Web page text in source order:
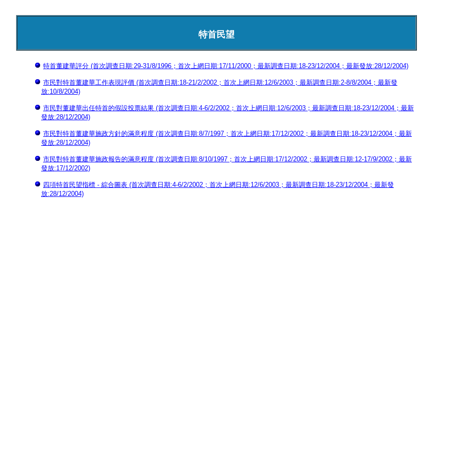
特首民望
特首董建華評分 (首次調查日期:29-31/8/1996；首次上網日期:17/11/2000；最新調查日期:18-23/12/2004；最新發放:28/12/2004)
市民對特首董建華工作表現評價 (首次調查日期:18-21/2/2002；首次上網日期:12/6/2003；最新調查日期:2-8/8/2004；最新發
放:10/8/2004)
市民對董建華出任特首的假設投票結果 (首次調查日期:4-6/2/2002；首次上網日期:12/6/2003；最新調查日期:18-23/12/2004；最新
發放:28/12/2004)
市民對特首董建華施政方針的滿意程度 (首次調查日期:8/7/1997；首次上網日期:17/12/2002；最新調查日期:18-23/12/2004；最新
發放:28/12/2004)
市民對特首董建華施政報告的滿意程度 (首次調查日期:8/10/1997；首次上網日期:17/12/2002；最新調查日期:12-17/9/2002；最新
發放:17/12/2002)
四項特首民望指標 - 綜合圖表 (首次調查日期:4-6/2/2002；首次上網日期:12/6/2003；最新調查日期:18-23/12/2004；最新發
放:28/12/2004)